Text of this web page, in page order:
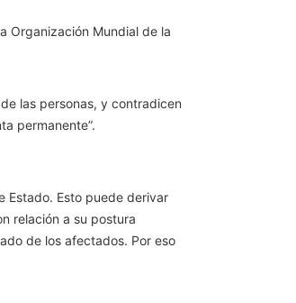
Organización Mundial de la
las personas, y contradicen
permanente”.
Estado. Esto puede derivar
relación a su postura
de los afectados. Por eso